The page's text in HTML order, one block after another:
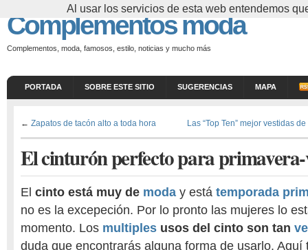
Complementos moda
Complementos, moda, famosos, estilo, noticias y mucho más
PORTADA SOBRE ESTE SITIO SUGERENCIAS MAPA
← Zapatos de tacón alto a toda hora Las “Top Ten” mejor vestidas
El cinturón perfecto para
El cinto está muy de moda y está temporada
no es la excepeción. Por lo pronto las mujeres lo
momento. Los multiples usos del cinto son tan
duda que encontrarás alguna forma de usarlo. Aquí
Al usar los servicios de esta web entendemos